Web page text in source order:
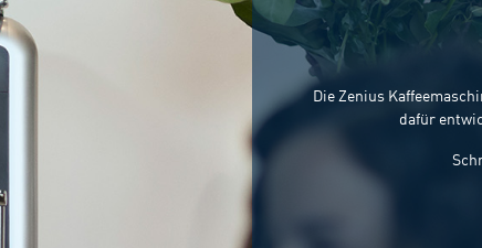
Die Zenius
dafür